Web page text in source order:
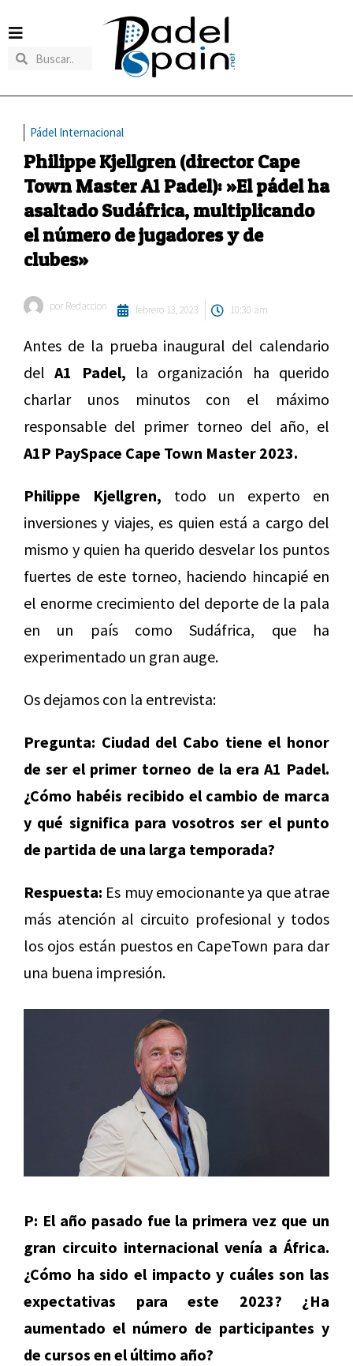
Pádel Internacional
Philippe Kjellgren (director Cape
Town Master A1 Padel): »El pádel ha
asaltado Sudáfrica, multiplicando
el número de jugadores y de
clubes»
por Redaccion febrero 13, 2023 10:30 am
Antes de la prueba inaugural del calendario
delA1 Padel, la organización ha querido
charlar unos minutos con el máximo
responsable del primer torneo del año, el
A1P PaySpace Cape Town Master 2023.
Philippe Kjellgren, todo un experto en
inversiones y viajes, es quien está a cargo del
mismo y quien ha querido desvelar los puntos
fuertes de este torneo, haciendo hincapié en
el enorme crecimiento del deporte de la pala
en un país como Sudáfrica, que ha
experimentado un gran auge.
Os dejamos con la entrevista:
Pregunta: Ciudad del Cabo tiene el honor
de ser el primer torneo de la era A1 Padel.
¿Cómo habéis recibido el cambio de marca
y qué significa para vosotros ser el punto
de partida de una larga temporada?
Respuesta: Es muy emocionante ya que atrae
más atención al circuito profesional y todos
los ojos están puestos en CapeTown para dar
una buena impresión.
P: El año pasado fue la primera vez que un
gran circuito internacional venía a África.
¿Cómo ha sido el impacto y cuáles son las
expectativas para este 2023? ¿Ha
aumentado el número de participantes y
de cursos en el último año?